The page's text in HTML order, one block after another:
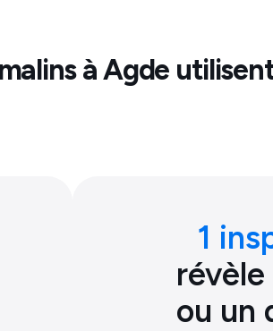
àAgde
1
ou un